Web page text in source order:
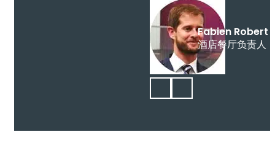
Fabien Robert
酒店餐厅负责人